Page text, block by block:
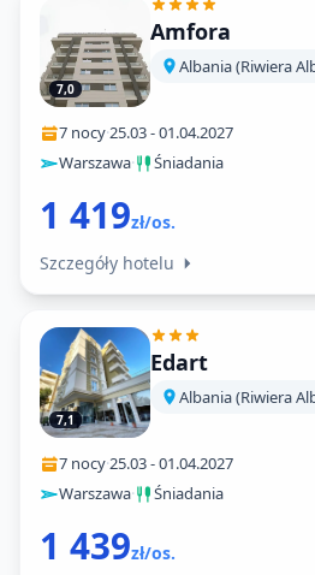
7,0
Amfora
Albania (Riwiera
7 nocy·25.03-01.04.2027
Warszawa· Śniadania
1 419zł/os.
Szczegóły hotelu
7,1
Edart
Albania (Riwiera
7 nocy·25.03-01.04.2027
Warszawa· Śniadania
1 439zł/os.